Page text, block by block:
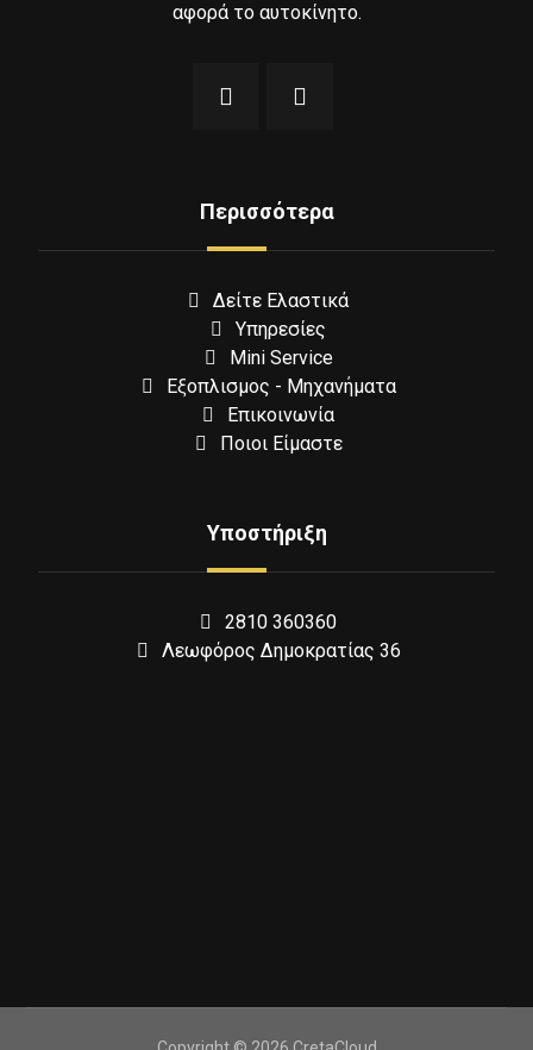
αφορά το αυτοκίνητο.
Περισσότερα
Δείτε Ελαστικά
Υπηρεσίες
Mini Service
Εξοπλισμος - Μηχανήματα
Επικοινωνία
Ποιοι Είμαστε
Υποστήριξη
2810 360360
Λεωφόρος Δημοκρατίας 36